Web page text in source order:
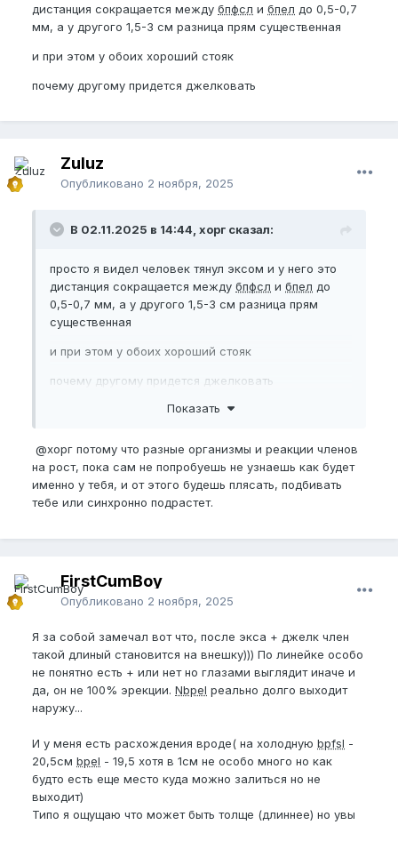
дистанция сокращается между бпфсл и бпел до 0,5-0,7
мм, а у другого 1,5-3 см разница прям существенная
и при этом у обоих хороший стояк
почему другому придется джелковать
Zuluz
Опубликовано 2 ноября, 2025
В 02.11.2025 в 14:44, хорг сказал:
просто я видел человек тянул эксом и у него это
дистанция сокращается между бпфсл и бпел до
0,5-0,7 мм, а у другого 1,5-3 см разница прям
существенная
и при этом у обоих хороший стояк
почему другому придется джелковать
Показать
@хорг потому что разные организмы и реакции членов
на рост, пока сам не попробуешь не узнаешь как будет
именно у тебя, и от этого будешь плясать, подбивать
тебе или синхронно подрастет.
FirstCumBoy
Опубликовано 2 ноября, 2025
Я за собой замечал вот что, после экса + джелк член
такой длиный становится на внешку))) По линейке особо
не понятно есть + или нет но глазами выглядит иначе и
да, он не 100% эрекции. Nbpel реально долго выходит
наружу...
И у меня есть расхождения вроде( на холодную bpfsl -
20,5см bpel - 19,5 хотя в 1см не особо много но как
будто есть еще место куда можно залиться но не
выходит)
Типо я ощущаю что может быть толще (длиннее) но увы